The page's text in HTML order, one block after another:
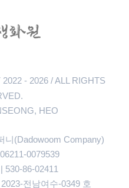
- 2026 / ALL RIGHTS
HEO
니(Dadowoom Company)
0079539
530-86-02411
전남여수-0349 호